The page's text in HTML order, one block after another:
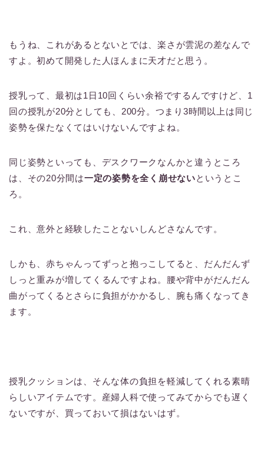
もうね、これがあるとないとでは、楽さが雲泥の差なんで
すよ。初めて開発した人ほんまに天才だと思う。
授乳って、最初は1日10回くらい余裕でするんですけど、1
回の授乳が20分としても、200分。つまり3時間以上は同じ
姿勢を保たなくてはいけないんですよね。
同じ姿勢といっても、デスクワークなんかと違うところ
は、その20分間は一定の姿勢を全く崩せないというとこ
ろ。
これ、意外と経験したことないしんどさなんです。
しかも、赤ちゃんってずっと抱っこしてると、だんだんず
しっと重みが増してくるんですよね。腰や背中がだんだん
曲がってくるとさらに負担がかかるし、腕も痛くなってき
ます。
授乳クッションは、そんな体の負担を軽減してくれる素晴
らしいアイテムです。産婦人科で使ってみてからでも遅く
ないですが、買っておいて損はないはず。